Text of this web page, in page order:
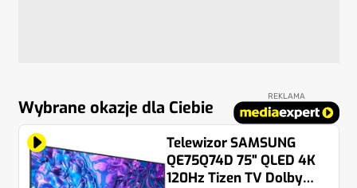
Wybrane okazje dla Ciebie
REKLAMA
Telewizor SAMSUNG
QE75Q74D 75" QLED 4K
120Hz Tizen TV Dolby